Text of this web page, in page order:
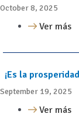
October 8, 2025
Ver más
¡Es la
September 19, 2025
Ver más